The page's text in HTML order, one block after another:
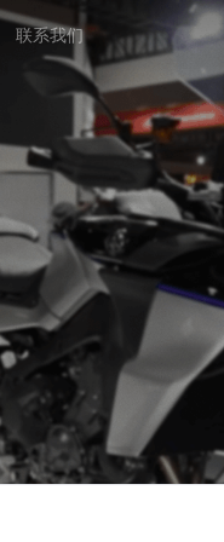
联系我们